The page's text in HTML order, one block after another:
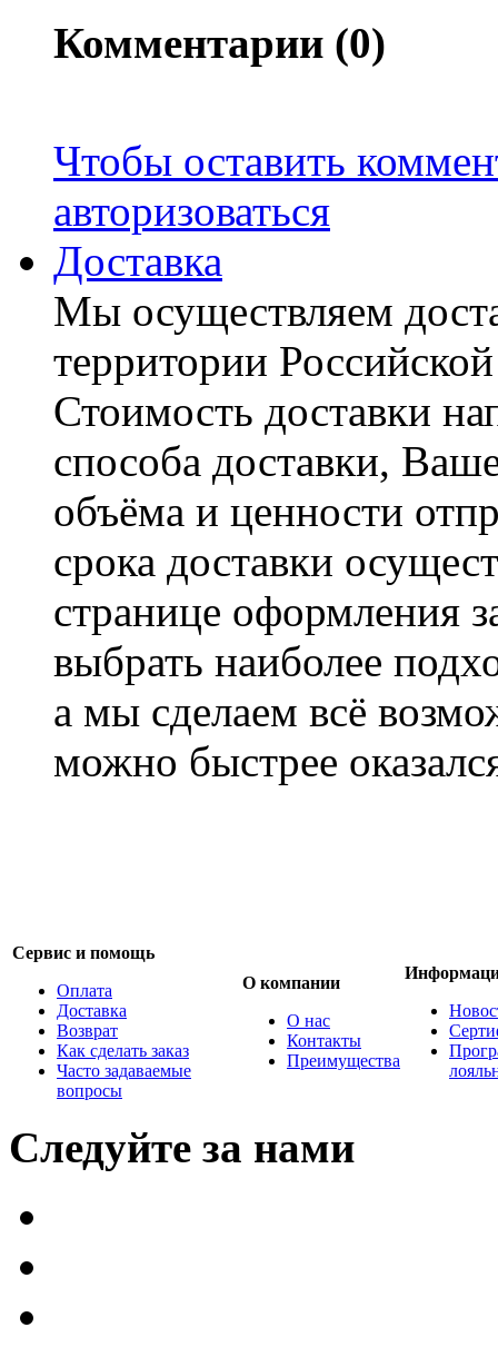
Комментарии (0)
Чтобы оставить
авторизоваться
Доставка
Мы осуществляем
территории
Стоимость доставки
способа доставки,
объёма и ценности
срока доставки
странице оформления
выбрать наиболее
а мы сделаем всё
можно быстрее
Сервис и помощь
Оплата
Доставка
Возврат
Как сделать заказ
Часто задаваемые
вопросы
О компании
О нас
Контакты
Преимущества
Следуйте за нами